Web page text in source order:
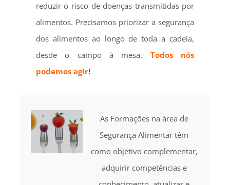
reduzir o risco de doenças transmitidas por
alimentos. Precisamos priorizar a segurança
dos alimentos ao longo de toda a cadeia,
desde o campo à mesa. Todos nós
podemos agir!
As Formações na área de
Segurança Alimentar têm
como objetivo complementar,
adquirir competências e